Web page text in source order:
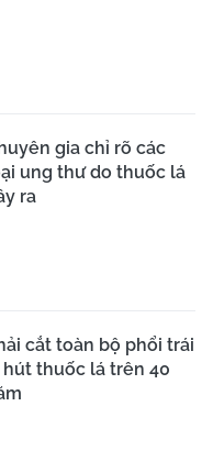
gia chỉ rõ các
ung thư do thuốc lá
ra
cắt toàn bộ phổi trái
hút thuốc lá trên 40